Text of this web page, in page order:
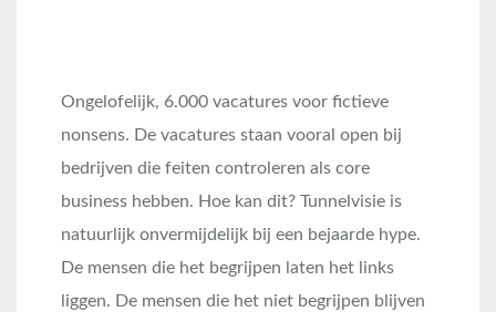
Ongelofelijk, 6.000 vacatures voor fictieve
nonsens. De vacatures staan vooral open bij
bedrijven die feiten controleren als core
business hebben. Hoe kan dit? Tunnelvisie is
natuurlijk onvermijdelijk bij een bejaarde hype.
De mensen die het begrijpen laten het links
liggen. De mensen die het niet begrijpen blijven